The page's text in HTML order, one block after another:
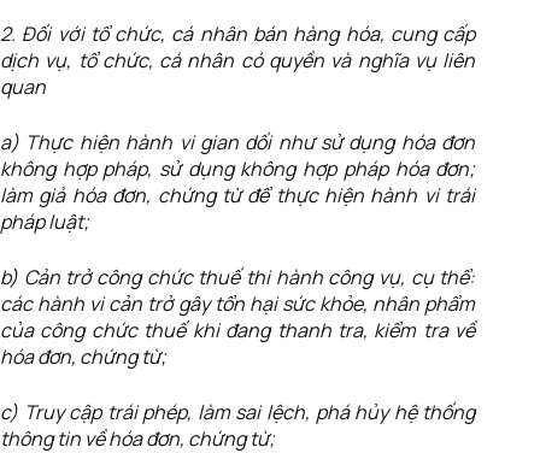
2. Đối với tổ chức, cá nhân bán hàng hóa, cung cấp
dịch vụ, tổ chức, cá nhân có quyền và nghĩa vụ liên
quan
a) Thực hiện hành vi gian dối như sử dụng hóa đơn
không hợp pháp, sử dụng không hợp pháp hóa đơn;
làm giả hóa đơn, chứng từ để thực hiện hành vi trái
pháp luật;
b) Cản trở công chức thuế thi hành công vụ, cụ thể:
các hành vi cản trở gây tổn hại sức khỏe, nhân phẩm
của công chức thuế khi đang thanh tra, kiểm tra về
hóa đơn, chứng từ;
c) Truy cập trái phép, làm sai lệch, phá hủy hệ thống
thông tin về hóa đơn, chứng từ;